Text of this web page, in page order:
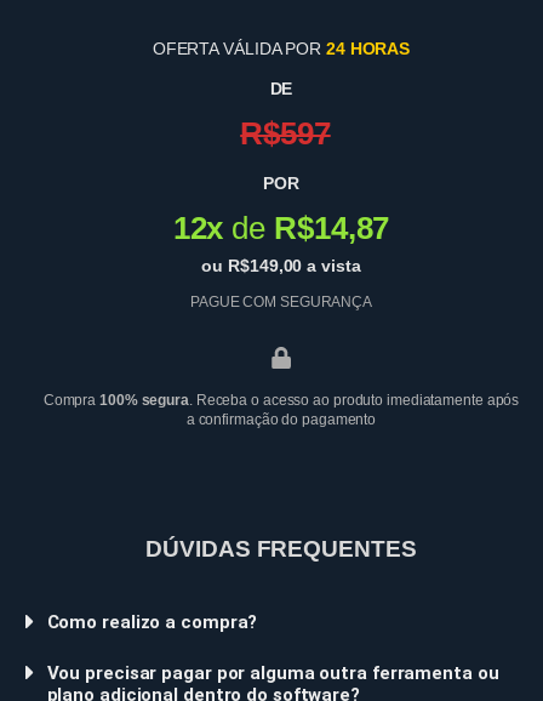
OFERTA VÁLIDA POR 24 HORAS
DE
R$597
POR
12x de R$14,87
ou R$149,00 a vista
PAGUE COM SEGURANÇA
Compra100% segura. Receba o acesso ao produto imediatamente após
a confirmação do pagamento
DÚVIDAS FREQUENTES
Como realizo a compra?
Vou precisar pagar por alguma outra ferramenta ou
plano adicional dentro do software?